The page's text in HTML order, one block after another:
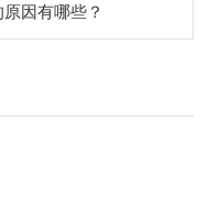
因有哪些？